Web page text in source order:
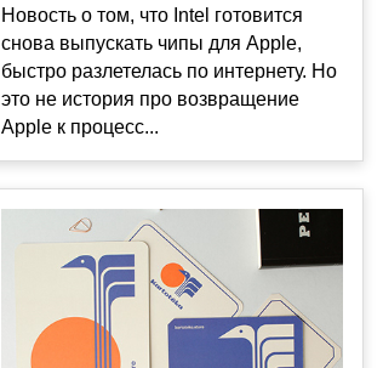
Новость о том, что Intel готовится
снова выпускать чипы для Apple,
быстро разлетелась по интернету. Но
это не история про возвращение
Apple к процесс...